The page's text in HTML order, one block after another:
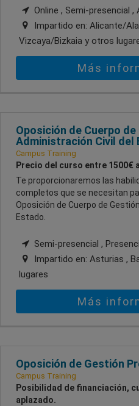
Online , Semi-presencial ,
Impartido en: Alicante/
Vizcaya/Bizkaia y otros
Más
Oposición de Cuerpo
Administración Civil del
Campus Training
Precio del curso entre 1500€
Te proporcionaremos las
completos que se necesitan
Oposición de Cuerpo de
Estado.
Semi-presencial ,
Impartido en: Asturias ,
lugares
Más
Oposición de Gestión
Campus Training
Posibilidad de financiación,
aplazado.